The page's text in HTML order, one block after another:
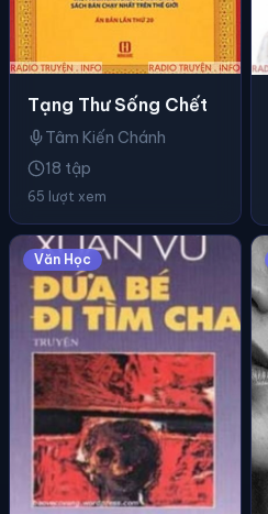
Tạng Thư Sống Chết
Tâm Kiến Chánh
18 tập
65 lượt xem
Văn Học